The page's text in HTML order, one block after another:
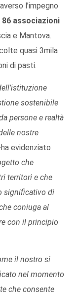
l’impegno
86 associazioni
e Mantova.
quasi 3mila
di pasti.
sostenibile
persone e realtà
nostre
evidenziato
che
territori e che
significativo di
coniuga al
con il principio
il nostro si
nel momento
che consente